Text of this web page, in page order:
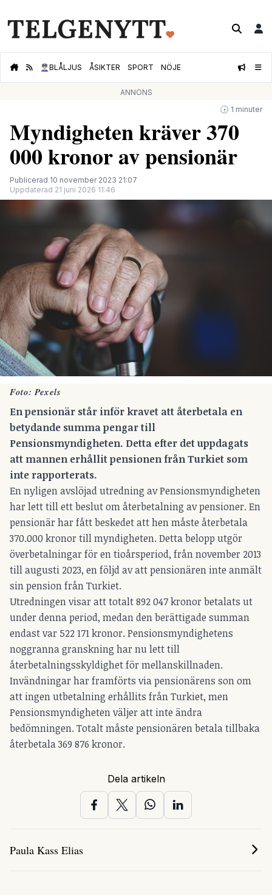
👮🏻‍♂️BLÅLJUS ÅSIKTER SPORT NÖJE
ANNONS
🕝 1 minuter
Myndigheten kräver 370
000 kronor av pensionär
Publicerad 10 november 2023 21:07
Uppdaterad 21 juni 2026 11:46
Foto: Pexels
En pensionär står inför kravet att återbetala en
betydande summa pengar till
Pensionsmyndigheten. Detta efter det uppdagats
att mannen erhållit pensionen från Turkiet som
inte rapporterats.
En nyligen avslöjad utredning av Pensionsmyndigheten
har lett till ett beslut om återbetalning av pensioner. En
pensionär har fått beskedet att hen måste återbetala
370.000 kronor till myndigheten. Detta belopp utgör
överbetalningar för en tioårsperiod, från november 2013
till augusti 2023, en följd av att pensionären inte anmält
sin pension från Turkiet.
Utredningen visar att totalt 892 047 kronor betalats ut
under denna period, medan den berättigade summan
endast var 522 171 kronor. Pensionsmyndighetens
noggranna granskning har nu lett till
återbetalningsskyldighet för mellanskillnaden.
Invändningar har framförts via pensionärens son om
att ingen utbetalning erhållits från Turkiet, men
Pensionsmyndigheten väljer att inte ändra
bedömningen. Totalt måste pensionären betala tillbaka
återbetala 369 876 kronor.
Dela artikeln
Paula Kass Elias